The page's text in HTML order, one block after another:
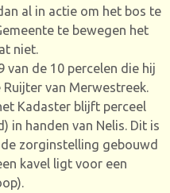
al in actie om het bos te
te bewegen het
niet.
van de 10 percelen die hij
van Merwestreek.
Kadaster blijft perceel
in handen van Nelis. Dit is
zorginstelling gebouwd
kavel ligt voor een